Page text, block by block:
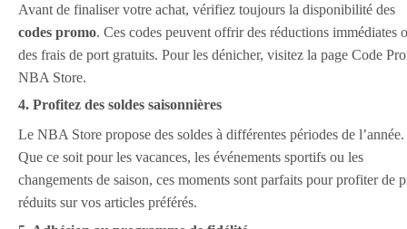
Avant de finaliser votre achat, vérifiez toujours la disponibilité des
codes promo. Ces codes peuvent offrir des réductions immédiates
des frais de port gratuits. Pour les dénicher, visitez la page Code
NBA Store.
4. Profitez des soldes saisonnières
Le NBA Store propose des soldes à différentes périodes de l’année.
Que ce soit pour les vacances, les événements sportifs ou les
changements de saison, ces moments sont parfaits pour profiter de
réduits sur vos articles préférés.